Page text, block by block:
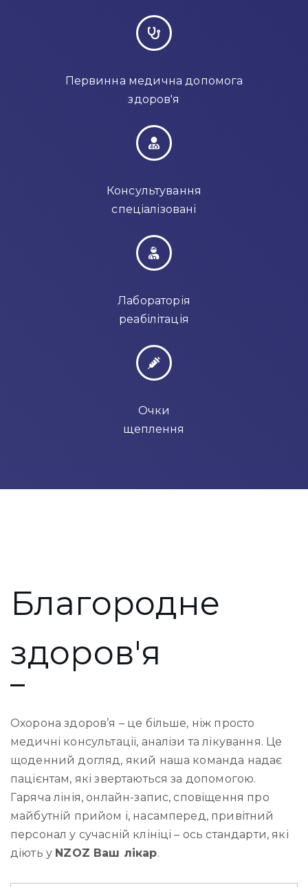
Первинна медична допомога
здоров'я
Консультування
спеціалізовані
Лабораторія
реабілітація
Очки
щеплення
Благородне
здоров'я
Охорона здоров’я – це більше, ніж просто
медичні консультації, аналізи та лікування. Це
щоденний догляд, який наша команда надає
пацієнтам, які звертаються за допомогою.
Гаряча лінія, онлайн-запис, сповіщення про
майбутній прийом і, насамперед, привітний
персонал у сучасній клініці – ось стандарти, які
діють у NZOZ Ваш лікар.